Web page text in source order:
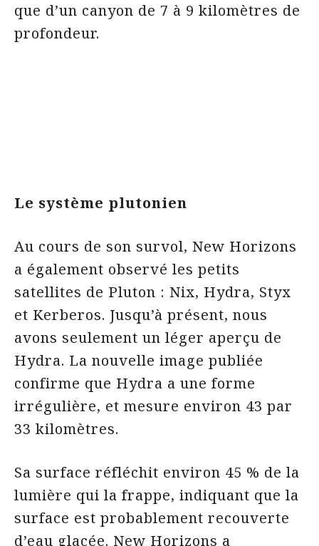
que d’un canyon de 7 à 9 kilomètres de
profondeur.
Le système plutonien
Au cours de son survol, New Horizons
a également observé les petits
satellites de Pluton : Nix, Hydra, Styx
et Kerberos. Jusqu’à présent, nous
avons seulement un léger aperçu de
Hydra. La nouvelle image publiée
confirme que Hydra a une forme
irrégulière, et mesure environ 43 par
33 kilomètres.
Sa surface réfléchit environ 45 % de la
lumière qui la frappe, indiquant que la
surface est probablement recouverte
d’eau glacée. New Horizons a